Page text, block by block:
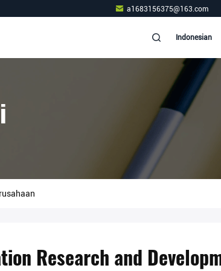
a1683156375@163.com
Indonesian
Research and